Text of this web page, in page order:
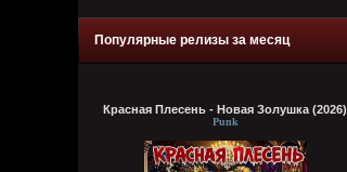
Популярные релизы за месяц
Красная Плесень - Новая Золушка (2026)
Punk